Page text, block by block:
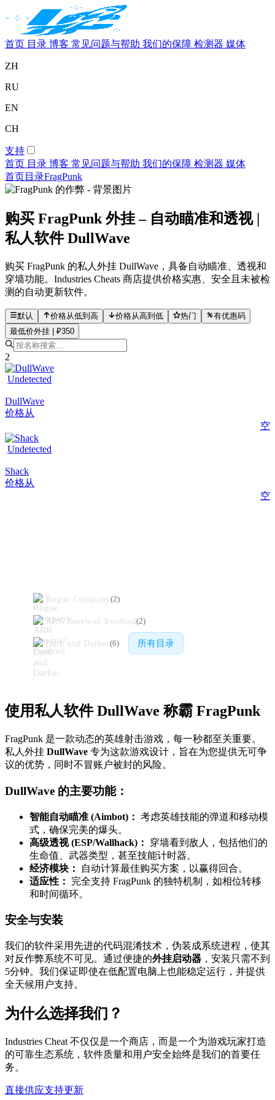
首页 目录 博客 常见问题与帮助 我们的保障 检测器 媒体
ZH
RU
EN
CH
支持
首页 目录 博客 常见问题与帮助 我们的保障 检测器 媒体
首页目录FragPunk
购买 FragPunk 外挂 – 自动瞄准和透视 |
私人软件 DullWave
购买 FragPunk 的私人外挂 DullWave，具备自动瞄准、透视和
穿墙功能。Industries Cheats 商店提供价格实惠、安全且未被检
测的自动更新软件。
默认 价格从低到高 价格从高到低 热门
有优惠码
最低价外挂 | ₽350
2
Undetected
DullWave
价格从
空
Undetected
Shack
价格从
空
Rogue Company(2)
ARK Survival: Evolved(2)
Dark and Darker(6) 所有目录
使用私人软件 DullWave 称霸 FragPunk
FragPunk 是一款动态的英雄射击游戏，每一秒都至关重要。
私人外挂 DullWave 专为这款游戏设计，旨在为您提供无可争
议的优势，同时不冒账户被封的风险。
DullWave 的主要功能：
智能自动瞄准 (Aimbot)： 考虑英雄技能的弹道和移动模
式，确保完美的爆头。
高级透视 (ESP/Wallhack)：
穿墙看到敌人，包括他们的
生命值、武器类型，甚至技能计时器。
经济模块：
自动计算最佳购买方案，以赢得回合。
适应性：
完全支持 FragPunk 的独特机制，如相位转移
和时间循环。
安全与安装
我们的软件采用先进的代码混淆技术，伪装成系统进程，使其
对反作弊系统不可见。通过便捷的外挂启动器 ，安装只需不到
5分钟。我们保证即使在低配置电脑上也能稳定运行，并提供
全天候用户支持。
为什么选择我们？
Industries Cheat 不仅仅是一个商店，而是一个为游戏玩家打造
的可靠生态系统，软件质量和用户安全始终是我们的首要任
务。
直接供应支持更新